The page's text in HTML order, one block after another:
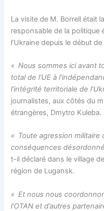
La visite de M. Borrell était
responsable de la politique
l’Ukraine depuis le début
« Nous sommes ici avant
total de l’UE à
l’intégrité territoriale de
journalistes, aux côtés du
étrangères, Dmytro Kuleba.
« Toute agression militaire
conséquences
t-il déclaré dans le village
région de Lugansk.
« Et nous nous
l’OTAN et d’autres